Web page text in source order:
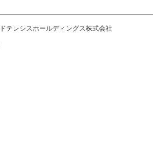
テレシスホールディングス株式会社